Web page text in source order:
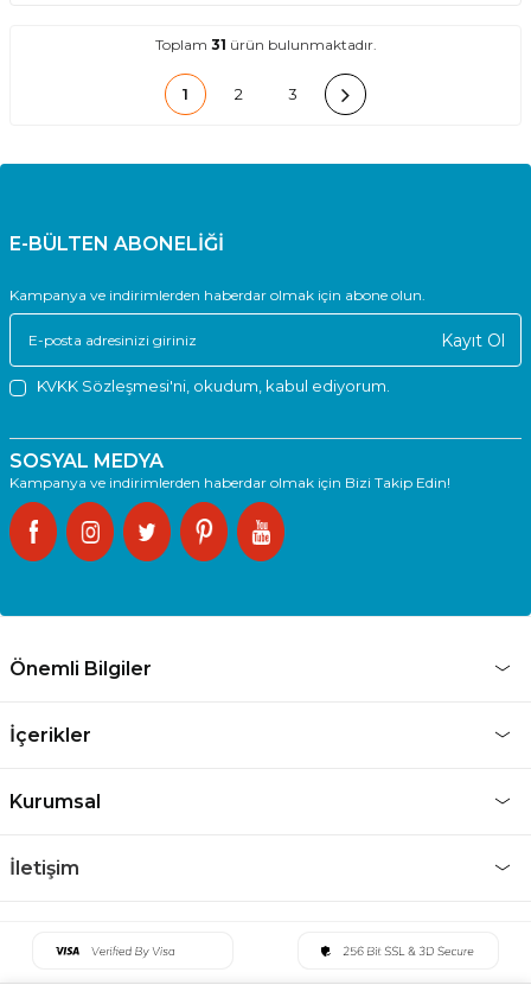
Toplam 31 ürün bulunmaktadır.
1 2 3
E-BÜLTEN ABONELİĞİ
Kampanya ve indirimlerden haberdar olmak için abone olun.
Kayıt Ol
KVKK Sözleşmesi'ni , okudum, kabul ediyorum.
SOSYAL MEDYA
Kampanya ve indirimlerden haberdar olmak için Bizi Takip Edin!
Önemli Bilgiler
İçerikler
Kurumsal
İletişim